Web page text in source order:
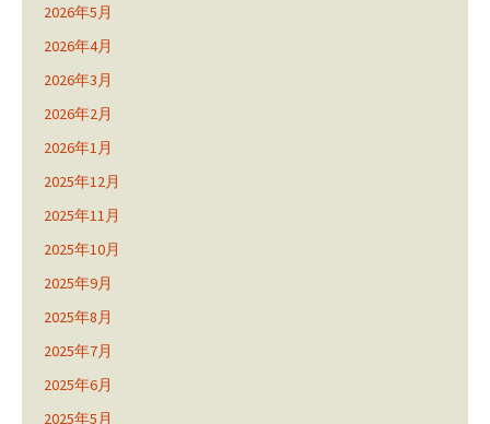
2026年5月
2026年4月
2026年3月
2026年2月
2026年1月
2025年12月
2025年11月
2025年10月
2025年9月
2025年8月
2025年7月
2025年6月
2025年5月